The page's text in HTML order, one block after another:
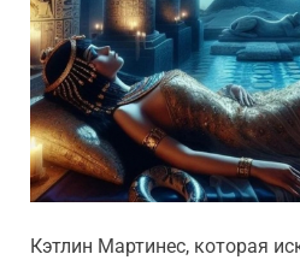
Кэтлин Мартинес, которая